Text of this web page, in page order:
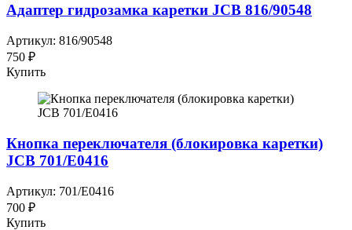
Адаптер гидрозамка каретки JCB 816/90548
Артикул: 816/90548
750 ₽
Купить
Кнопка переключателя (блокировка каретки)
JCB 701/E0416
Артикул: 701/Е0416
700 ₽
Купить